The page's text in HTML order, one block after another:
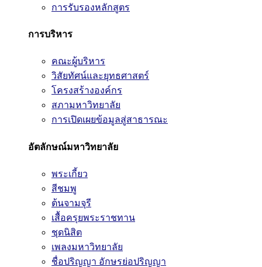
การรับรองหลักสูตร
การบริหาร
คณะผู้บริหาร
วิสัยทัศน์และยุทธศาสตร์
โครงสร้างองค์กร
สภามหาวิทยาลัย
การเปิดเผยข้อมูลสู่สาธารณะ
อัตลักษณ์มหาวิทยาลัย
พระเกี้ยว
สีชมพู
ต้นจามจุรี
เสื้อครุยพระราชทาน
ชุดนิสิต
เพลงมหาวิทยาลัย
ชื่อปริญญา อักษรย่อปริญญา